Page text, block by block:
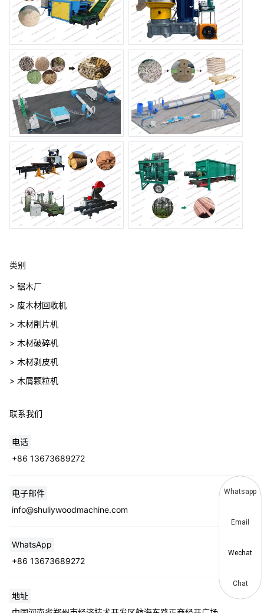
类别
> 锯木厂
> 废木材回收机
> 木材削片机
> 木材破碎机
> 木材剥皮机
> 木屑颗粒机
联系我们
电话
+86 13673689272
电子邮件
info@shuliywoodmachine.com
WhatsApp
+86 13673689272
地址
Whatsapp
Email
Wechat
Chat